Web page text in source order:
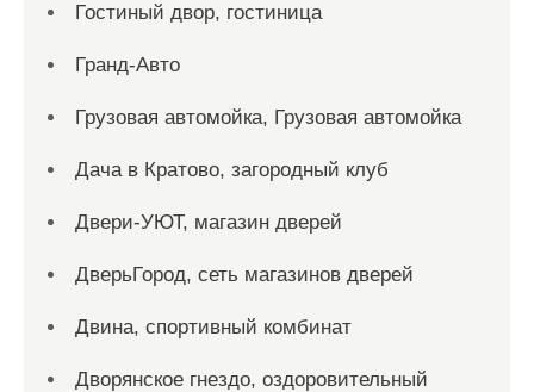
Гостиный двор, гостиница
Гранд-Авто
Грузовая автомойка, Грузовая автомойка
Дача в Кратово, загородный клуб
Двери-УЮТ, магазин дверей
ДверьГород, сеть магазинов дверей
Двина, спортивный комбинат
Дворянское гнездо, оздоровительный